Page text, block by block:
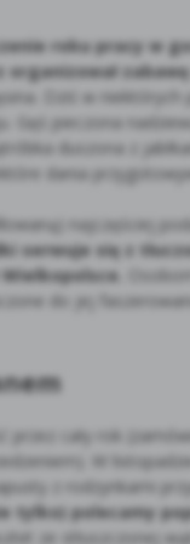
roku pracy w
Dziś w
pieczona
duszona z
dania
najczęściej
serwuje się z
do jej
przez cały rok
W
z rodzynkami
tylko) polecamy
ze stłuszczonej